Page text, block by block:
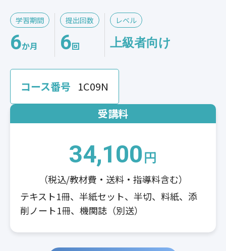
学習期間
6か月
提出回数
6回
レベル
上級者向け
コース番号 1C09N
受講料
34,100円
（税込/教材費・送料・指導料含む）
テキスト1冊、半紙セット、半切、料紙、添
削ノート1冊、機関誌（別送）